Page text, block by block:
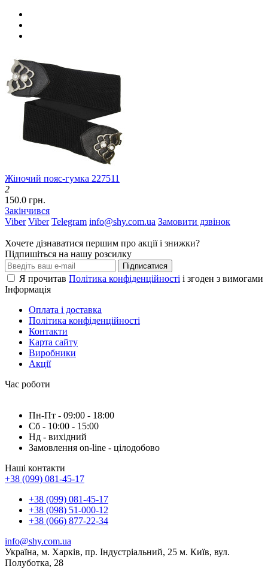
Жіночий пояс-гумка 227511
2
150.0 грн.
Закінчився
Viber Viber Telegram info@shy.com.ua Замовити дзвінок
Хочете дізнаватися першим про акції і знижки?
Підпишіться на нашу розсилку
Підписатися
Я прочитав Політика конфіденційності і згоден з вимогами
Інформація
Оплата і доставка
Політика конфіденційності
Контакти
Карта сайту
Виробники
Акції
Час роботи
Пн-Пт - 09:00 - 18:00
Сб - 10:00 - 15:00
Нд - вихідний
Замовлення on-line - цілодобово
Наші контакти
+38 (099) 081-45-17
+38 (099) 081-45-17
+38 (098) 51-000-12
+38 (066) 877-22-34
info@shy.com.ua
Україна, м. Харків, пр. Індустріальний, 25 м. Київ, вул.
Полуботка, 28